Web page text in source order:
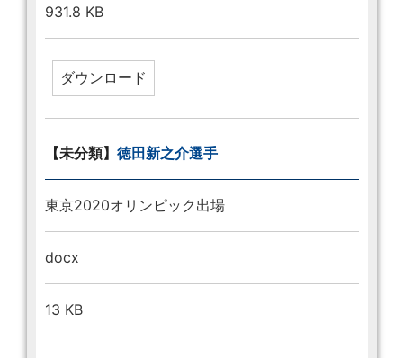
931.8 KB
【未分類】 徳田新之介選手
東京2020オリンピック出場
docx
13 KB